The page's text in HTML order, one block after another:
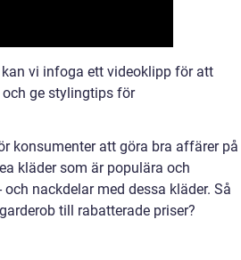
vi infoga ett videoklipp för att
ge stylingtips för
konsumenter att göra bra affärer på
kläder som är populära och
nackdelar med dessa kläder. Så
till rabatterade priser?